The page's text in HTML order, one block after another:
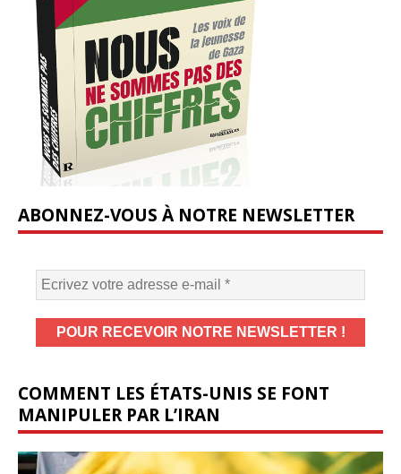
ABONNEZ-VOUS À NOTRE NEWSLETTER
COMMENT LES ÉTATS-UNIS SE FONT
MANIPULER PAR L’IRAN